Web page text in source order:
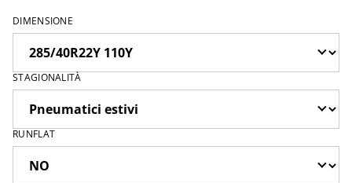
DIMENSIONE
STAGIONALITÀ
RUNFLAT